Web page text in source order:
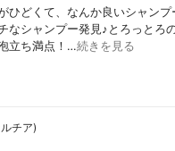
ひどくて、なんか良いシャンプ
なシャンプー発見♪とろっとろ
立ち満点！…続きを見る
チア)